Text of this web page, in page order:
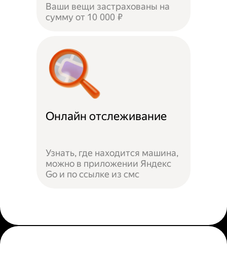
Ваши вещи застрахованы на
сумму от 10 000 ₽
Онлайн отслеживание
Узнать, где находится машина,
можно в приложении Яндекс
Go и по ссылке из смс